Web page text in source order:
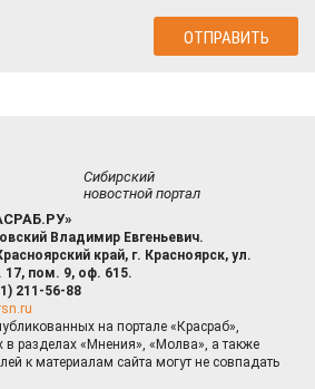
Сибирский
новостной портал
Владимир Евгеньевич.
край, г. Красноярск, ул.
пом. 9, оф. 615.
211-56-88
на портале «Красраб»,
разделах «Мнения», «Молва», а также
к материалам сайта могут не совпадать